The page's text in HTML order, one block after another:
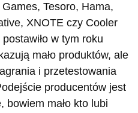
Games, Tesoro, Hama,
XNOTE czy Cooler
w tym roku
mało produktów, ale
i przetestowania
producentów jest
bowiem mało kto lubi